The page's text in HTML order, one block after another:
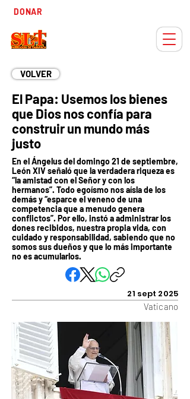
DONAR
VOLVER
El Papa: Usemos los bienes
que Dios nos confía para
construir un mundo más
justo
En el Ángelus del domingo 21 de septiembre,
León XIV señaló que la verdadera riqueza es
“la amistad con el Señor y con los
hermanos”. Todo egoísmo nos aísla de los
demás y “esparce el veneno de una
competencia que a menudo genera
conflictos”. Por ello, instó a administrar los
dones recibidos, nuestra propia vida, con
cuidado y responsabilidad, sabiendo que no
somos sus dueños y que lo más importante
no es acumularlos.
21 sept 2025
Vaticano